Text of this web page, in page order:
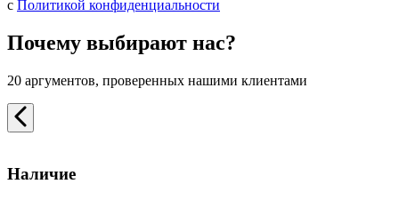
с Политикой конфиденциальности
Почему выбирают нас?
20 аргументов, проверенных нашими клиентами
Наличие